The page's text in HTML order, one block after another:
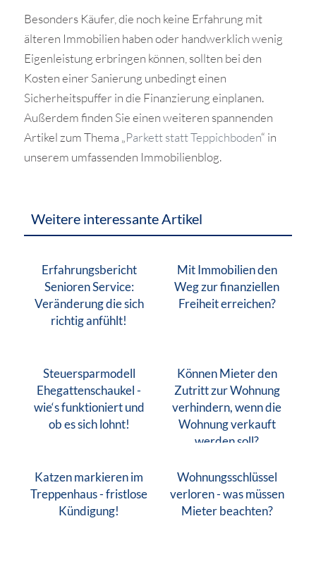
Besonders Käufer, die noch keine Erfahrung mit
älteren Immobilien haben oder handwerklich wenig
Eigenleistung erbringen können, sollten bei den
Kosten einer Sanierung unbedingt einen
Sicherheitspuffer in die Finanzierung einplanen.
Außerdem finden Sie einen weiteren spannenden
Artikel zum Thema „Parkett statt Teppichboden“ in
unserem umfassenden Immobilienblog.
Weitere interessante Artikel
Erfahrungsbericht
Senioren Service:
Veränderung die sich
richtig anfühlt!
Mit Immobilien den
Weg zur finanziellen
Freiheit erreichen?
Steuersparmodell
Ehegattenschaukel -
wie‘s funktioniert und
ob es sich lohnt!
Können Mieter den
Zutritt zur Wohnung
verhindern, wenn die
Wohnung verkauft
werden soll?
Katzen markieren im
Treppenhaus - fristlose
Kündigung!
Wohnungsschlüssel
verloren - was müssen
Mieter beachten?